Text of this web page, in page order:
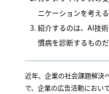
ニケーションを考える
紹介するのは、AI技
慣病を診断するものだ
近年、企業の社会課題解決
で、企業の広告活動におい